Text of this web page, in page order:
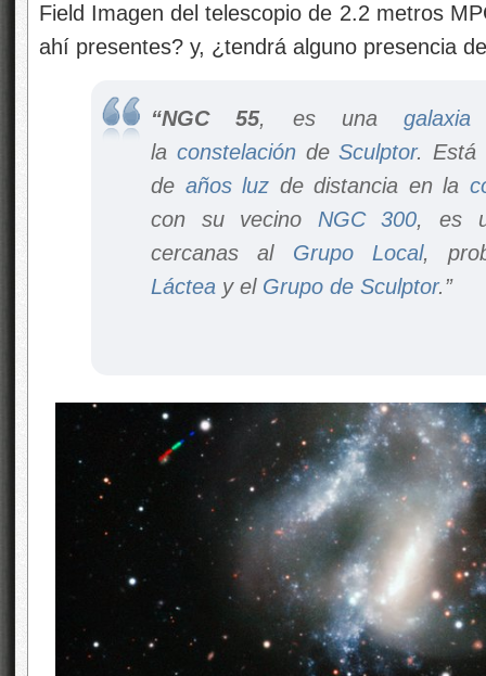
Field Imagen del telescopio de 2.2 metros
ahí presentes? y, ¿tendrá alguno presencia
“NGC 55, es una
la constelacióndeSculptor. Está
de años luz de distancia en la
con su vecino NGC 300, es
cercanas al Grupo Local,
Láctea y el Grupo de Sculptor.”